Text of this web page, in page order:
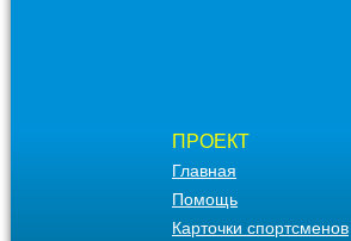
ПРОЕКТ
Главная
Помощь
Карточки спортсменов